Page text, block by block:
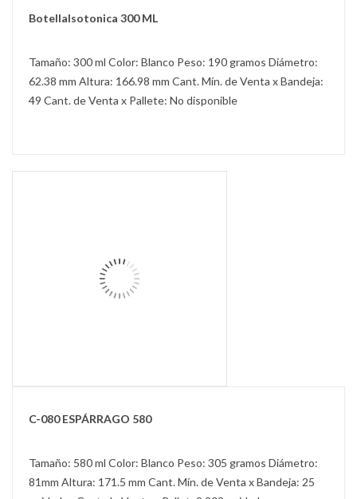
BotellaIsotonica 300 ML
Tamaño: 300 ml Color: Blanco Peso: 190 gramos Diámetro:
62.38 mm Altura: 166.98 mm Cant. Mín. de Venta x Bandeja:
49 Cant. de Venta x Pallete: No disponible
C-080 ESPÁRRAGO 580
Tamaño: 580 ml Color: Blanco Peso: 305 gramos Diámetro:
81mm Altura: 171.5 mm Cant. Mín. de Venta x Bandeja: 25